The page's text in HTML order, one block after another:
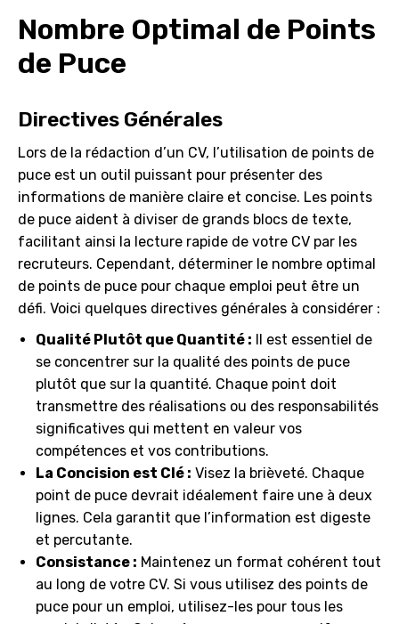
Nombre Optimal de Points
de Puce
Directives Générales
Lors de la rédaction d’un CV, l’utilisation de points de
puce est un outil puissant pour présenter des
informations de manière claire et concise. Les points
de puce aident à diviser de grands blocs de texte,
facilitant ainsi la lecture rapide de votre CV par les
recruteurs. Cependant, déterminer le nombre optimal
de points de puce pour chaque emploi peut être un
défi. Voici quelques directives générales à considérer :
Qualité Plutôt que Quantité : Il est essentiel de
se concentrer sur la qualité des points de puce
plutôt que sur la quantité. Chaque point doit
transmettre des réalisations ou des responsabilités
significatives qui mettent en valeur vos
compétences et vos contributions.
La Concision est Clé : Visez la brièveté. Chaque
point de puce devrait idéalement faire une à deux
lignes. Cela garantit que l’information est digeste
et percutante.
Consistance : Maintenez un format cohérent tout
au long de votre CV. Si vous utilisez des points de
puce pour un emploi, utilisez-les pour tous les